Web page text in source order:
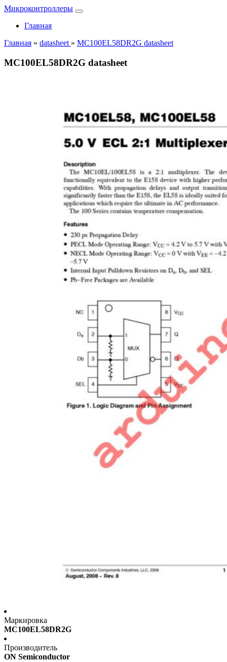
Микроконтроллеры
Главная
Главная » datasheet » MC100EL58DR2G datasheet
MC100EL58DR2G datasheet
Маркировка
MC100EL58DR2G
Производитель
ON Semiconductor